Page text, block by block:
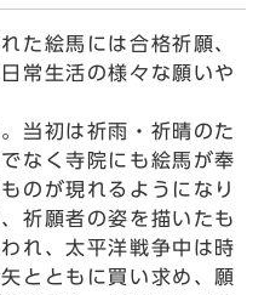
た絵馬には合格祈願、
常生活の様々な願いや
当初は祈雨・祈晴のた
なく寺院にも絵馬が奉
のが現れるようになり
祈願者の姿を描いたも
れ、太平洋戦争中は時
とともに買い求め、願